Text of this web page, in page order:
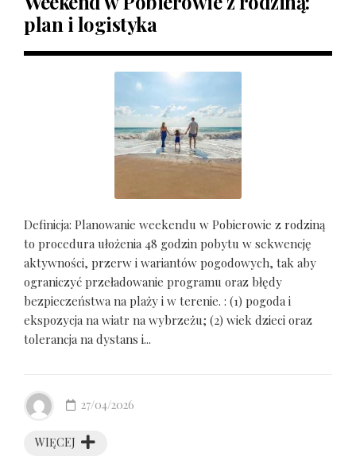
plan i logistyka
Definicja: Planowanie weekendu w Pobierowie z rodziną
to procedura ułożenia 48 godzin pobytu w sekwencję
aktywności, przerw i wariantów pogodowych, tak aby
ograniczyć przeładowanie programu oraz błędy
bezpieczeństwa na plaży i w terenie. : (1) pogoda i
ekspozycja na wiatr na wybrzeżu; (2) wiek dzieci oraz
tolerancja na dystans i...
WIĘCEJ
27/04/2026